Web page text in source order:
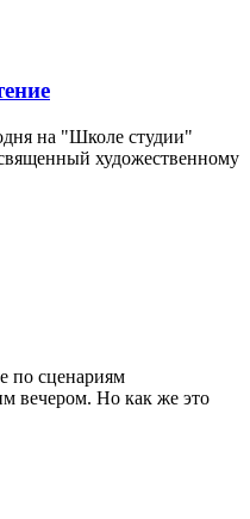
на "Школе студии"
художественному
по сценариям
вечером. Но как же это